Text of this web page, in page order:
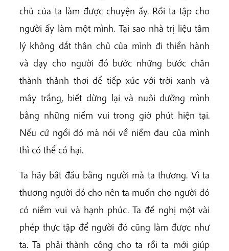
chủ của ta làm được chuyện ấy. Rồi ta tập cho
người ấy làm một mình. Tại sao nhà trị liệu tâm
lý không dắt thân chủ của mình đi thiền hành
và dạy cho người đó bước những bước chân
thành thảnh thơi để tiếp xúc với trời xanh và
mây trắng, biết dừng lại và nuôi dưỡng mình
bằng những niềm vui trong giờ phút hiện tại.
Nếu cứ ngồi đó mà nói về niềm đau của mình
thì có thể có hại.
Ta hãy bắt đầu bằng người mà ta thương. Vì ta
thương người đó cho nên ta muốn cho người đó
có niềm vui và hạnh phúc. Ta đề nghị một vài
phép thực tập để người đó cũng làm được như
ta. Ta phải thành công cho ta rồi ta mới giúp